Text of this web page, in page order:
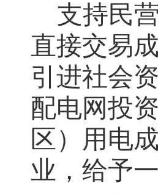
支持民
直接交易
引进社会
配电网投
区）用电
业，给予